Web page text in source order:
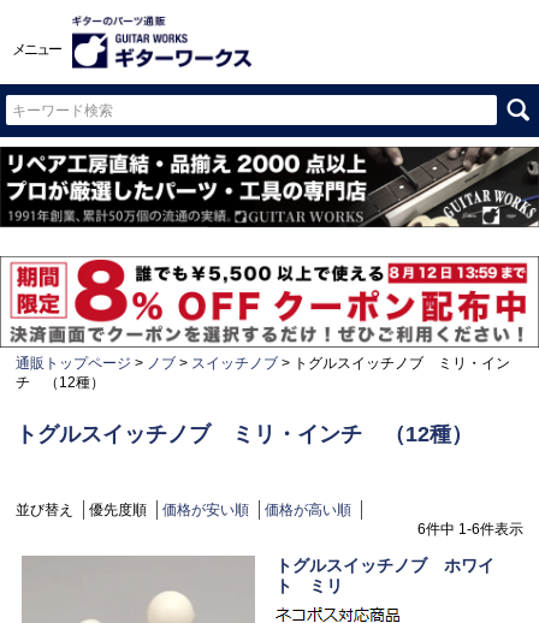
メニュー
通販トップページ ノブ スイッチノブ
トグルスイッチノブ ミリ・イン
チ （12種）
トグルスイッチノブ ミリ・インチ （12種）
並び替え 優先度順 価格が安い順
価格が高い順
6件中 1-6件表示
トグルスイッチノブ ホワイ
ト ミリ